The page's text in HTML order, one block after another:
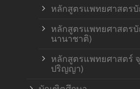
หลักสูตรแพทยศาสตร
หลักสูตรแพทยศาสตร
นานาชาติ)
หลักสูตรแพทยศาสตร์
ปริญญา)